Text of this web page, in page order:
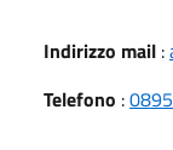
Indirizzo mail :
Telefono :